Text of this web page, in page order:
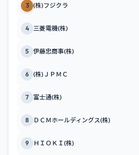
3 (株)フジクラ
4 三菱電機(株)
5 伊藤忠商事(株)
6 (株)ＪＰＭＣ
7 富士通(株)
8 ＤＣＭホールディングス(株)
9 ＨＩＯＫＩ(株)